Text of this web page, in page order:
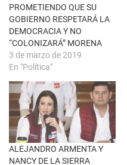
n
a
n
u
e
v
a
)
e
a
b
r
e
e
n
u
v
n
a
n
a
u
e
v
PROMETIENDO QUE SU
GOBIERNO RESPETARÁ LA
DEMOCRACIA Y NO
“COLONIZARÁ” MORENA
3 de marzo de 2019
En "Política"
ALEJANDRO ARMENTA Y
NANCY DE LA SIERRA